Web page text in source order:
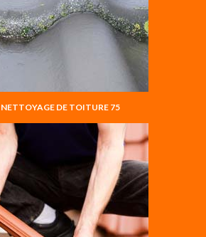
NETTOYAGE DE TOITURE 75